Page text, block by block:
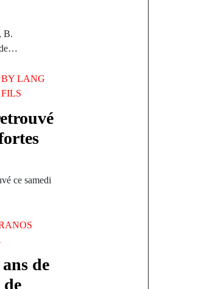
B.
de…
BYLANG
FILS
ce samedi
de
de